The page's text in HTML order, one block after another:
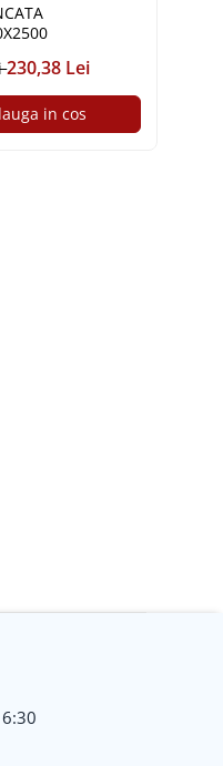
230,38 Lei
in cos